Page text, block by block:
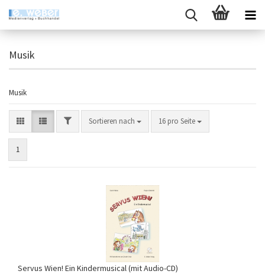
Musik
Musik
FILTERSortieren nach
Sortieren nach 16 pro Seite
pro Seite
1
Servus Wien! Ein Kindermusical (mit Audio-CD)